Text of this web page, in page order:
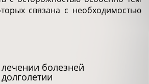
связана с необходимостью
болезней